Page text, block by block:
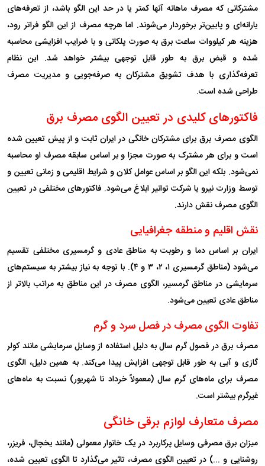
مشترکانی که مصرف ماهانه آنها کمتر یا در حد این الگو باشد، از تعرفه‌های
یارانه‌ای و پایین‌تر برخوردار می‌شوند. اما هرچه مصرف از این الگو فراتر رود،
هزینه هر کیلووات ساعت برق به صورت پلکانی و با ضرایب افزایشی محاسبه
شده و قبض برق به طور قابل توجهی بیشتر خواهد شد. این نظام
تعرفه‌گذاری با هدف تشویق مشترکان به صرفه‌جویی و مدیریت مصرف
طراحی شده است.
فاکتورهای کلیدی در تعیین الگوی مصرف برق
الگوی مصرف برق برای مشترکان خانگی در ایران ثابت و از پیش تعیین شده
است و برای هر مشترک به صورت مجزا و بر اساس سابقه مصرف او محاسبه
نمی‌شود. بلکه این الگو بر اساس عوامل کلان و شرایط اقلیمی و زمانی تعیین و
توسط وزارت نیرو یا شرکت توانیر ابلاغ می‌شود. فاکتورهای مختلفی در تعیین
الگوی مصرف نقش دارند.
نقش اقلیم و منطقه جغرافیایی
ایران بر اساس دما و رطوبت به مناطق عادی و گرمسیری مختلفی تقسیم
می‌شود (مناطق گرمسیری ۱، ۲، ۳ و ۴). با توجه به نیاز بیشتر به سیستم‌های
سرمایشی در مناطق گرمسیر، الگوی مصرف در این مناطق به مراتب بالاتر از
مناطق عادی تعیین می‌شود.
تفاوت الگوی مصرف در فصل سرد و گرم
مصرف برق در فصول گرم سال به دلیل استفاده از وسایل سرمایشی مانند کولر
گازی و آبی به طور قابل توجهی افزایش پیدا می‌کند. به همین دلیل، الگوی
مصرف برای ماه‌های گرم سال (معمولاً خرداد تا شهریور) نسبت به ماه‌های
غیرگرم بیشتر است.
مصرف متعارف لوازم برقی خانگی
میزان برق مصرفی وسایل پرکاربرد در یک خانوار معمولی (مانند یخچال، فریزر،
روشنایی و ...) در تعیین الگوی مصرف، تاثیر می‌گذارد تا الگوی تعیین شده،